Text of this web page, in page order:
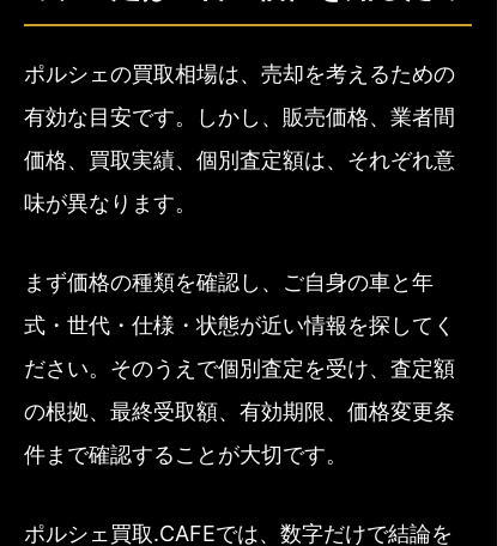
ポルシェの買取相場は、売却を考えるための
有効な目安です。しかし、販売価格、業者間
価格、買取実績、個別査定額は、それぞれ意
味が異なります。
まず価格の種類を確認し、ご自身の車と年
式・世代・仕様・状態が近い情報を探してく
ださい。そのうえで個別査定を受け、査定額
の根拠、最終受取額、有効期限、価格変更条
件まで確認することが大切です。
ポルシェ買取.CAFEでは、数字だけで結論を